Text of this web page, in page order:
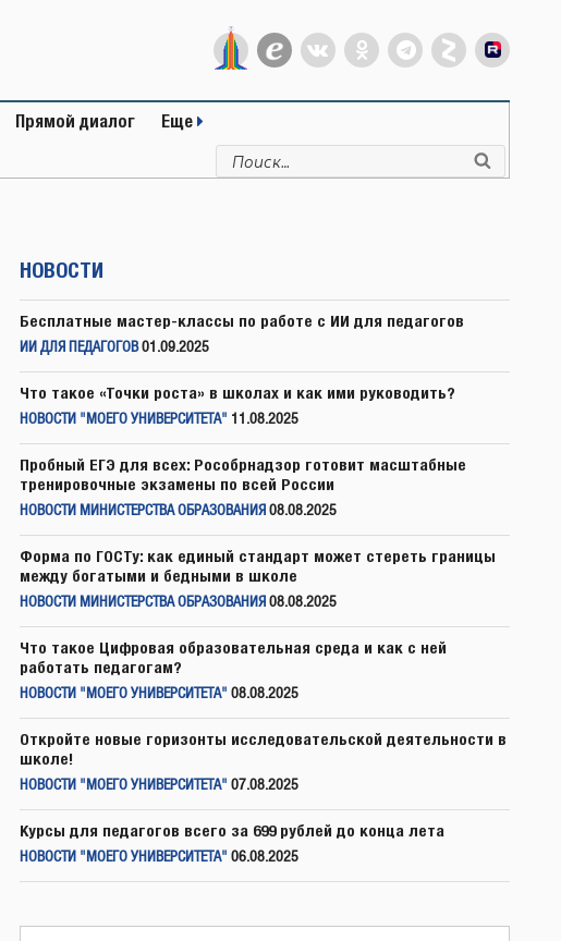
Прямой диалог Еще
Искать:
НОВОСТИ
Бесплатные мастер-классы по работе с ИИ для педагогов
ИИ ДЛЯ ПЕДАГОГОВ 01.09.2025
Что такое «Точки роста» в школах и как ими руководить?
НОВОСТИ "МОЕГО УНИВЕРСИТЕТА" 11.08.2025
Пробный ЕГЭ для всех: Рособрнадзор готовит масштабные
тренировочные экзамены по всей России
НОВОСТИ МИНИСТЕРСТВА ОБРАЗОВАНИЯ 08.08.2025
Форма по ГОСТу: как единый стандарт может стереть границы
между богатыми и бедными в школе
НОВОСТИ МИНИСТЕРСТВА ОБРАЗОВАНИЯ 08.08.2025
Что такое Цифровая образовательная среда и как с ней
работать педагогам?
НОВОСТИ "МОЕГО УНИВЕРСИТЕТА" 08.08.2025
Откройте новые горизонты исследовательской деятельности в
школе!
НОВОСТИ "МОЕГО УНИВЕРСИТЕТА" 07.08.2025
Курсы для педагогов всего за 699 рублей до конца лета
НОВОСТИ "МОЕГО УНИВЕРСИТЕТА" 06.08.2025